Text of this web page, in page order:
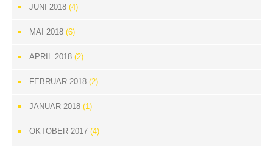
JUNI 2018 (4)
MAI 2018 (6)
APRIL 2018 (2)
FEBRUAR 2018 (2)
JANUAR 2018 (1)
OKTOBER 2017 (4)